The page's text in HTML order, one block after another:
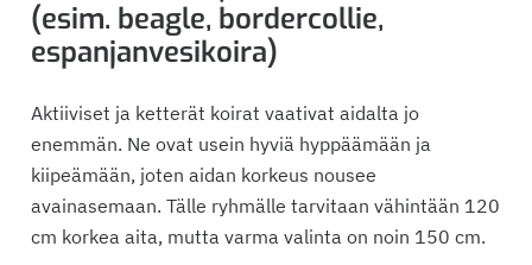
(esim. beagle, bordercollie,
espanjanvesikoira)
Aktiiviset ja ketterät koirat vaativat aidalta jo
enemmän. Ne ovat usein hyviä hyppäämään ja
kiipeämään, joten aidan korkeus nousee
avainasemaan. Tälle ryhmälle tarvitaan vähintään 120
cm korkea aita, mutta varma valinta on noin 150 cm.